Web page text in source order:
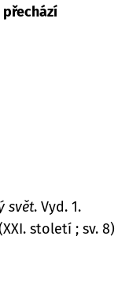
svět. Vyd. 1.
století ; sv. 8)